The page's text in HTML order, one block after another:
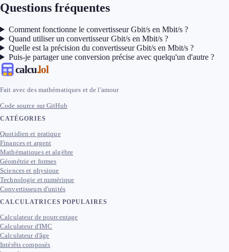
Questions fréquentes
Comment fonctionne le convertisseur Gbit/s en Mbit/s ?
Quand utiliser un convertisseur Gbit/s en Mbit/s ?
Quelle est la précision du convertisseur Gbit/s en Mbit/s ?
Puis-je partager une conversion précise avec quelqu'un d'autre ?
calcu.lol
Fait avec des mathématiques et de l'amour
Code source sur GitHub
CATÉGORIES
Quotidien et pratique
Finances et argent
Mathématiques et algèbre
Géométrie et formes
Sciences et physique
Technologie et numérique
Convertisseurs d'unités
CALCULATRICES POPULAIRES
Calculateur de pourcentage
Calculateur d'IMC
Calculateur d'âge
Intérêts composés